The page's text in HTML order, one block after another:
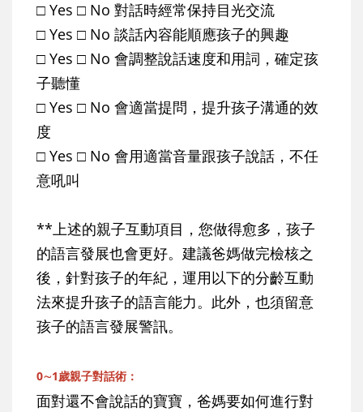
□ Yes □ No 對話時經常保持目光交流
□ Yes □ No 談話內容能順應孩子的興趣
□ Yes □ No 會調整說話速度和用詞，確定孩
子聽懂
□ Yes □ No 會適當提問，提升孩子溝通的效
度
□ Yes □ No 會用適當音量跟孩子說話，不任
意吼叫
**上述的親子互動項目，您做得愈多，孩子
的語言發展也會更好。建議爸媽做完檢核之
後，針對孩子的年紀，運用以下的分齡互動
法來提升孩子的語言能力。此外，也須留意
孩子的語言發展警訊。
0∼1歲親子對話術：
面對還不會說話的寶寶，爸媽要如何進行對